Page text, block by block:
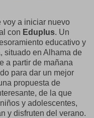
voy a iniciar nuevo
con Eduplus. Un
educativo y
situado en Alhama de
a partir de mañana
para dar un mejor
propuesta de
de la que
y adolescentes,
y disfruten del verano.